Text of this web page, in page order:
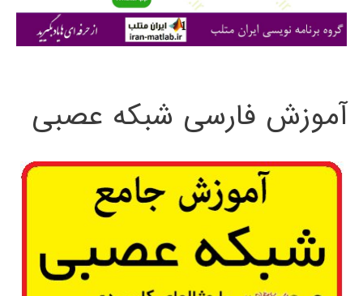
ی
آموزش فارسی شبکه عصبی